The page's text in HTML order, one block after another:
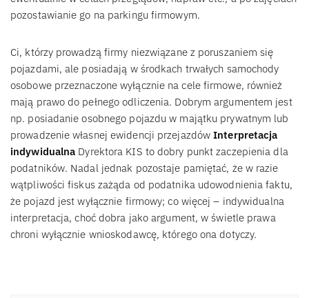
pozostawianie go na parkingu firmowym.
Ci, którzy prowadzą firmy niezwiązane z poruszaniem się
pojazdami, ale posiadają w środkach trwałych samochody
osobowe przeznaczone wyłącznie na cele firmowe, również
mają prawo do pełnego odliczenia. Dobrym argumentem jest
np. posiadanie osobnego pojazdu w majątku prywatnym lub
prowadzenie własnej ewidencji przejazdówInterpretacja
indywidualna Dyrektora KIS to dobry punkt zaczepienia dla
podatników. Nadal jednak pozostaje pamiętać, że w razie
wątpliwości fiskus zażąda od podatnika udowodnienia faktu,
że pojazd jest wyłącznie firmowy; co więcej – indywidualna
interpretacja, choć dobra jako argument, w świetle prawa
chroni wyłącznie wnioskodawcę, którego ona dotyczy.